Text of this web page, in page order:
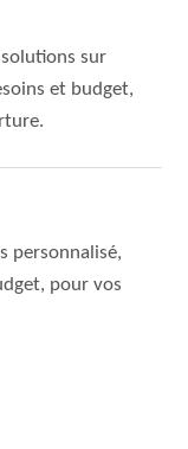
sur
et budget,
personnalisé,
pour vos